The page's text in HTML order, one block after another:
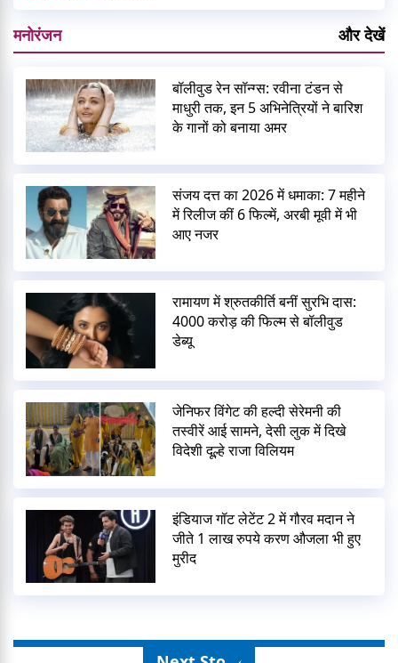
मनोरंजन और देखें
बॉलीवुड रेन सॉन्ग्स: रवीना टंडन से
माधुरी तक, इन 5 अभिनेत्रियों ने बारिश
के गानों को बनाया अमर
संजय दत्त का 2026 में धमाका: 7 महीने
में रिलीज कीं 6 फिल्में, अरबी मूवी में भी
आए नजर
रामायण में श्रुतकीर्ति बनीं सुरभि दास:
4000 करोड़ की फिल्म से बॉलीवुड
डेब्यू
जेनिफर विंगेट की हल्दी सेरेमनी की
तस्वीरें आई सामने, देसी लुक में दिखे
विदेशी दूल्हे राजा विलियम
इंडियाज गॉट लेटेंट 2 में गौरव मदान ने
जीते 1 लाख रुपये करण औजला भी हुए
मुरीद